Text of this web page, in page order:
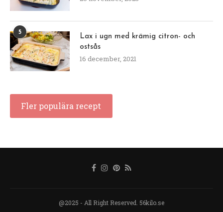
5
Lax i ugn med krämig citron- och
ostsås
16 december, 2021
Fler populära recept
@2025 - All Right Reserved. 56kilo.se